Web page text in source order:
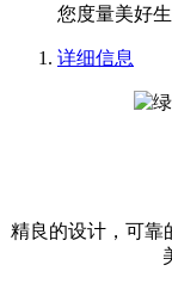
您度量美好
详细信息
精良的设计，可靠